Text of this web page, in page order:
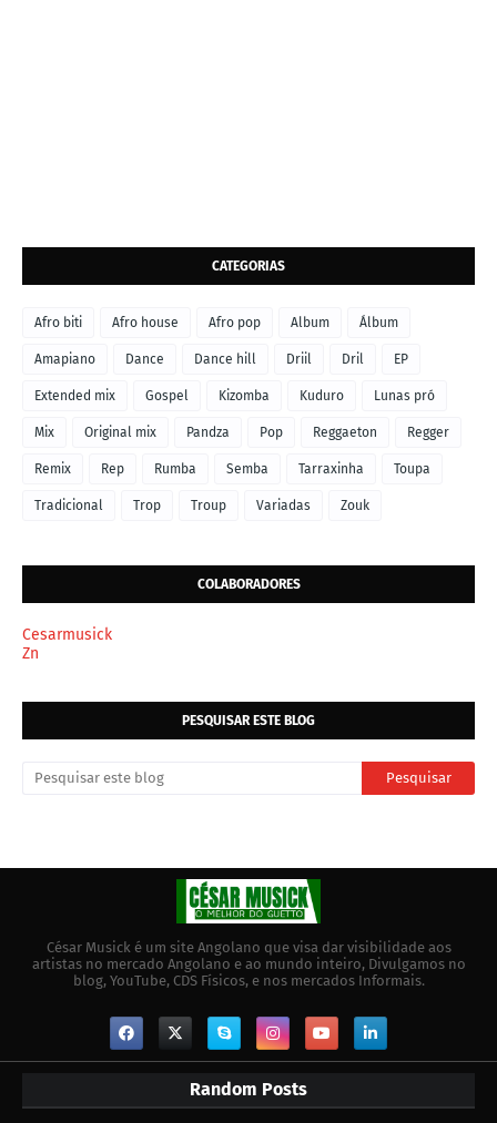
CATEGORIAS
Afro biti Afro house Afro pop Album Álbum
Amapiano Dance Dance hill Driil Dril EP
Extended mix Gospel Kizomba Kuduro Lunas pró
Mix Original mix Pandza Pop Reggaeton Regger
Remix Rep Rumba Semba Tarraxinha Toupa
Tradicional Trop Troup Variadas Zouk
COLABORADORES
Cesarmusick
Zn
PESQUISAR ESTE BLOG
César Musick é um site Angolano que visa dar visibilidade aos
artistas no mercado Angolano e ao mundo inteiro, Divulgamos no
blog, YouTube, CDS Físicos, e nos mercados Informais.
Random Posts